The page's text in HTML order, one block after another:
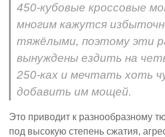
450-кубовые кроссовые
многим кажутся
тяжёлыми, поэтому эти
вынуждены ездить на
250-ках и мечтать хоть
добавить им мощей.
Это приводит к разнообразному
под высокую степень сжатия,